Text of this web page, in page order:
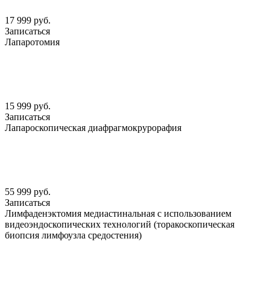
17 999 руб.
Записаться
Лапаротомия
15 999 руб.
Записаться
Лапароскопическая диафрагмокрурорафия
55 999 руб.
Записаться
Лимфаденэктомия медиастинальная с использованием
видеоэндоскопических технологий (торакоскопическая
биопсия лимфоузла средостения)